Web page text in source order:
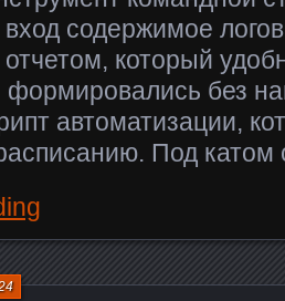
содержимое
который
формировались без
автоматизации,
Под катом